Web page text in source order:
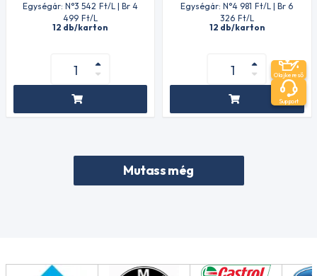
Egységár: N°3 542 Ft/L | Br 4
499 Ft/L
12 db/karton
Egységár: N°4 981 Ft/L | Br 6
326 Ft/L
12 db/karton
Mutass még
Olajkereső
Support